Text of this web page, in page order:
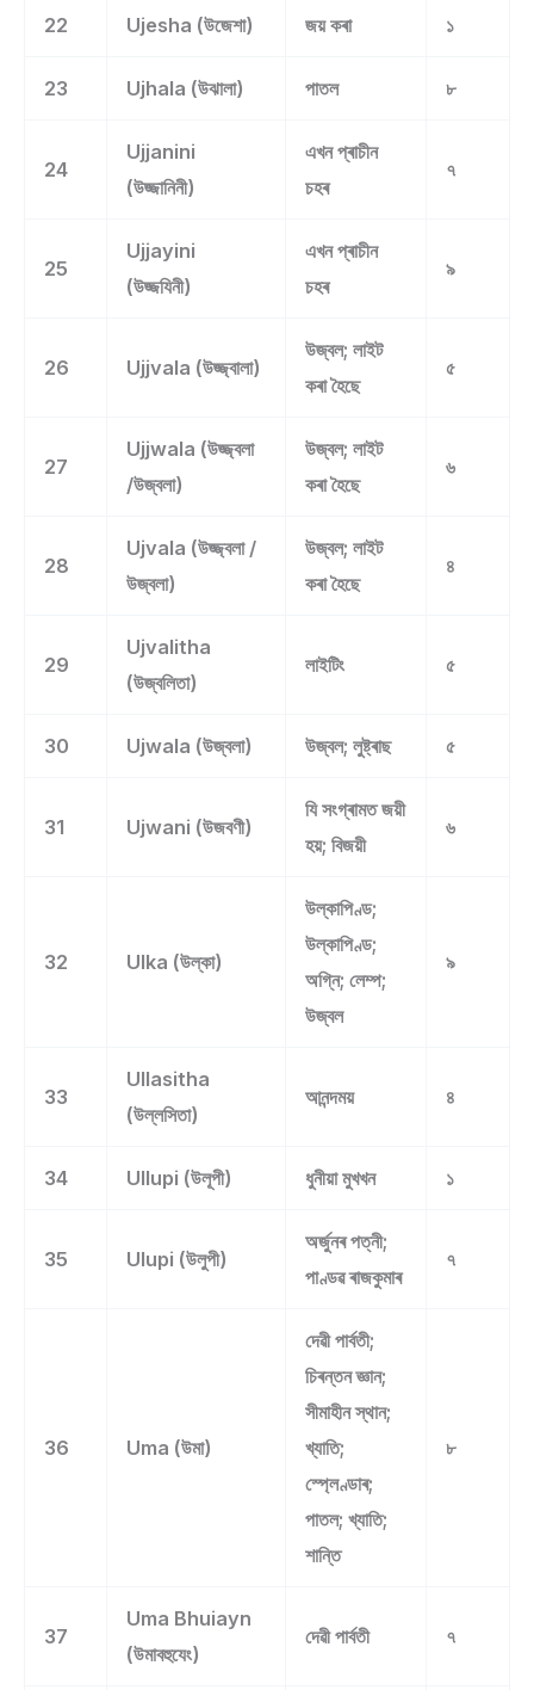
22 Ujesha (উজেশা) জয় কৰা ১
23 Ujhala (উঝালা) পাতল ৮
24
Ujjanini
(উজ্জানিনী)
এখন প্ৰাচীন
চহৰ
৭
25
Ujjayini
(উজ্জযিনী)
এখন প্ৰাচীন
চহৰ
৯
26 Ujjvala (উজ্জ্বালা)
উজ্বল; লাইট
কৰা হৈছে
৫
27
Ujjwala (উজ্জ্বলা
/উজ্বলা)
উজ্বল; লাইট
কৰা হৈছে
৬
28
Ujvala (উজ্জ্বলা /
উজ্বলা)
উজ্বল; লাইট
কৰা হৈছে
৪
29
Ujvalitha
(উজ্বলিতা)
লাইটিং ৫
30 Ujwala (উজ্বলা) উজ্বল; লুষ্ট্ৰাছ ৫
31 Ujwani (উজবণী)
যি সংগ্ৰামত জয়ী
হয়; বিজয়ী
৬
32 Ulka (উল্কা)
উল্কাপিণ্ড;
উল্কাপিণ্ড;
অগ্নি; লেম্প;
উজ্বল
৯
33
Ullasitha
(উল্লসিতা)
আনন্দময় ৪
34 Ullupi (উলূপী) ধুনীয়া মুখখন ১
35 Ulupi (উলুপী)
অৰ্জুনৰ পত্নী;
পাণ্ডৱ ৰাজকুমাৰ
৭
36 Uma (উমা)
দেৱী পাৰ্বতী;
চিৰন্তন জ্ঞান;
সীমাহীন স্থান;
খ্যাতি;
স্প্লেণ্ডাৰ;
পাতল; খ্যাতি;
শান্তি
৮
37
Uma Bhuiayn
(উমাবহুযেং)
দেৱী পাৰ্বতী ৭